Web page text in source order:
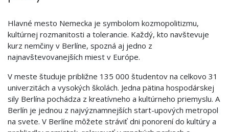
Hlavné mesto Nemecka je symbolom kozmopolitizmu,
kultúrnej rozmanitosti a tolerancie. Každý, kto navštevuje
kurz nemčiny v Berlíne, spozná aj jedno z
najnavštevovanejších miest v Európe.
V meste študuje približne 135 000 študentov na celkovo 31
univerzitách a vysokých školách. Jedna pätina hospodárskej
sily Berlína pochádza z kreatívneho a kultúrneho priemyslu. A
Berlín je jednou z najvýznamnejších start-upových metropol
na svete. V Berlíne môžete stráviť dni ponorení do kultúry a